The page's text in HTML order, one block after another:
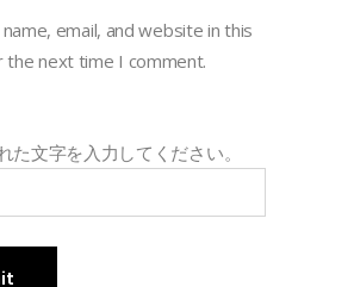
email, and website in this
next time I comment.
た文字を入力してください。